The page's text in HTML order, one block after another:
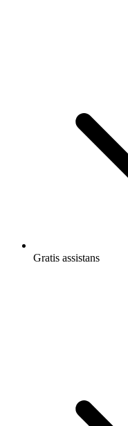
Gratis assistans